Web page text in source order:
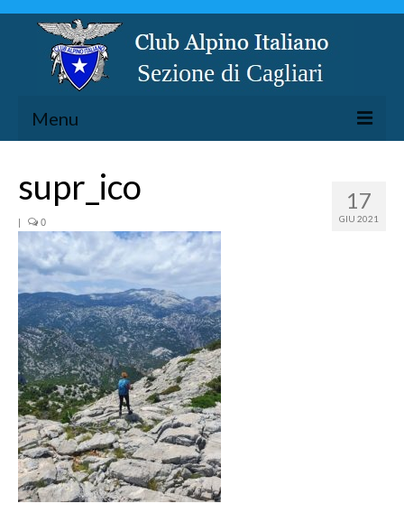
Menu
ESCURSIONISMO
SPELEOLOGIA
ARRAMPICATA
CICLOESCURSIONISMO
TORRENTISMO
17
GIU 2021
supr_ico
| 0